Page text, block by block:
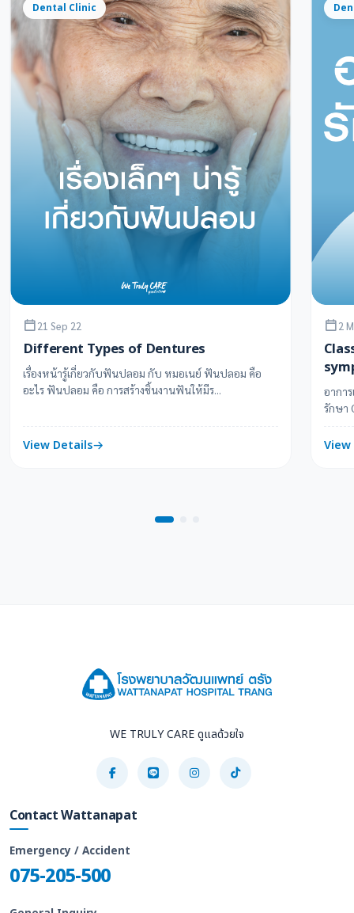
Dental Clinic
21 Sep 22
Different Types of Dentures
เรื่องหน้ารู้เกี่ยวกับฟันปลอม กับ หมอเนย์ ฟันปลอม คือ
อะไร ฟันปลอม คือ การสร้างชิ้นงานฟันให้มีร...
View Details
2
อากา
รักษา
WE TRULY CARE ดูแลด้วยใจ
Contact Wattanapat
Emergency / Accident
075-205-500